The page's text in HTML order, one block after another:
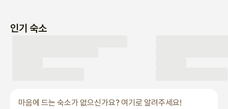
인기 숙소
마음에 드는 숙소가 없으신가요? 여기로 알려주세요!